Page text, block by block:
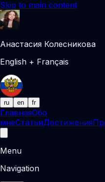
Skip to main content
Анастасия Колесникова
English + Français
ru en fr
ГлавнаяОбо
мнеСтатьиДостижения
Menu
Navigation